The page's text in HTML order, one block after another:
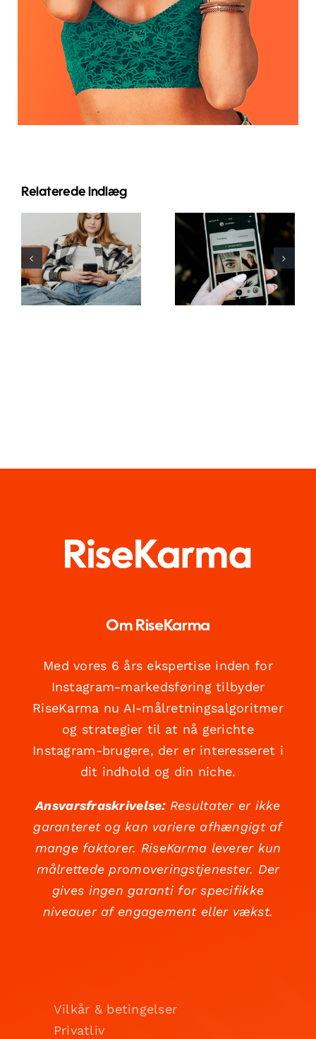
Relaterede indlæg
Innovative
strategier til
at øge
synligheden
af
Facebook-
Bedste
praksis for
brug af
augmented
reality-filtre
på sociale
Om RiseKarma
Med vores 6 års ekspertise inden for
Instagram-markedsføring tilbyder
RiseKarma nu AI-målretningsalgoritmer
og strategier til at nå gerichte
Instagram-brugere, der er interesseret i
dit indhold og din niche.
Ansvarsfraskrivelse:Resultater er ikke
garanteret og kan variere afhængigt af
mange faktorer. RiseKarma leverer kun
målrettede promoveringstjenester. Der
gives ingen garanti for specifikke
niveauer af engagement eller vækst.
Vilkår & betingelser
Privatliv